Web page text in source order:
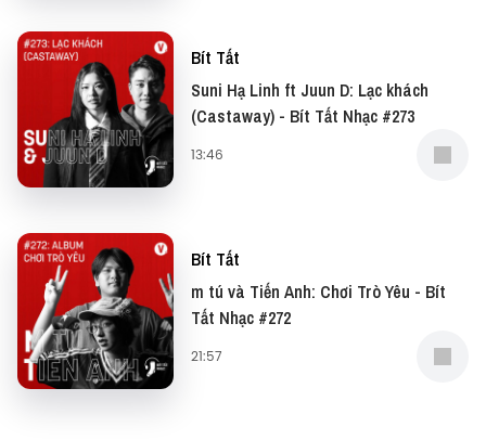
Bít Tất
Suni Hạ Linh ft Juun D: Lạc khách
(Castaway) - Bít Tất Nhạc #273
13:46
Bít Tất
m tú và Tiến Anh: Chơi Trò Yêu - Bít
Tất Nhạc #272
21:57